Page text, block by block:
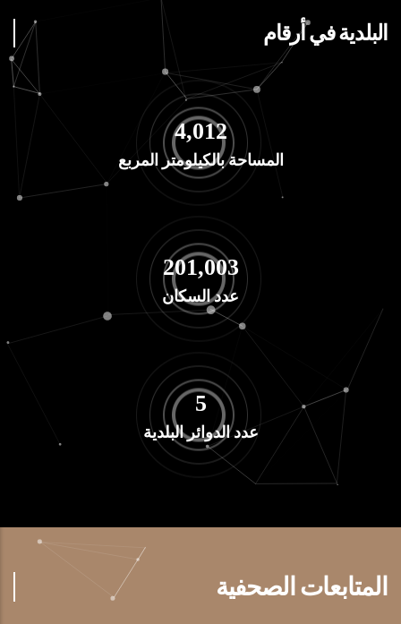
البلدية في أرقام
4,764
المساحة بالكيلومتر المربع
238,690
عدد السكان
6
عدد الدوائر البلدية
المتابعات الصحفية